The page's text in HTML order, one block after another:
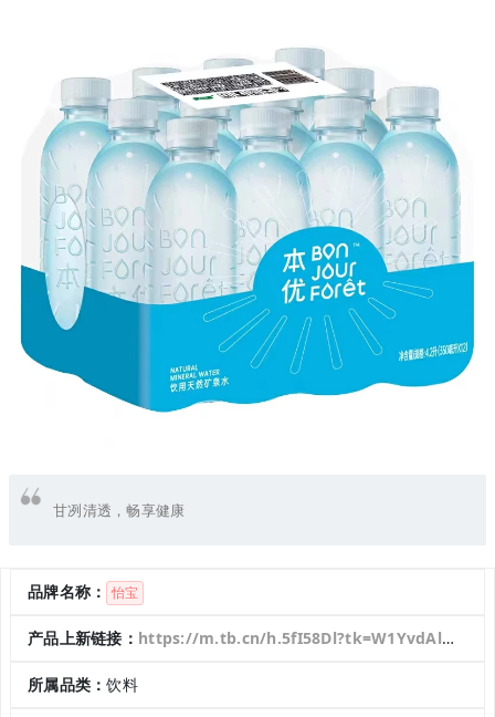
甘冽清透，畅享健康
品牌名称： 怡宝
产品上新链接： https://m.tb.cn/h.5fI58Dl?tk=W1YvdAlWy5K
所属品类：饮料